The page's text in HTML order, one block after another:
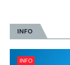
INFO
INFO